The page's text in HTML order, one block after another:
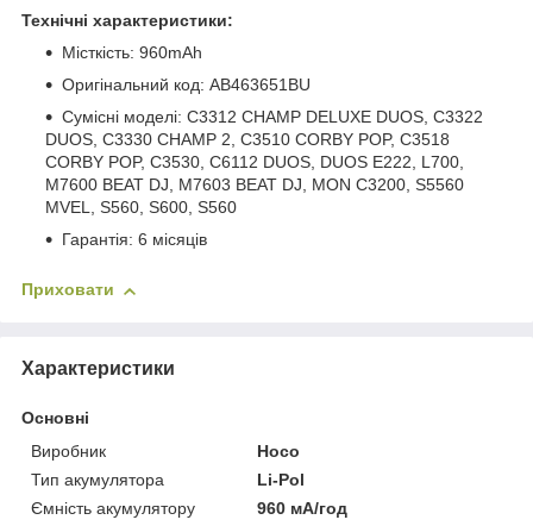
Технічні характеристики:
Місткість: 960mAh
Оригінальний код: AB463651BU
Сумісні моделі: C3312 CHAMP DELUXE DUOS, C3322
DUOS, C3330 CHAMP 2, C3510 CORBY POP, C3518
CORBY POP, C3530, C6112 DUOS, DUOS E222, L700,
M7600 BEAT DJ, M7603 BEAT DJ, MON C3200, S5560
MVEL, S560, S600, S560
Гарантія: 6 місяців
Приховати
Характеристики
Основні
Виробник
Hoco
Тип акумулятора
Li-Pol
Ємність акумулятору
960 мА/год